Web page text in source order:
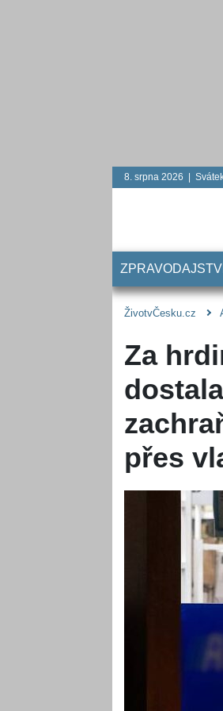
8. srpna 2026 |
ZPRAVODAJSTVÍ
ŽivotvČesku.cz
Za
přes